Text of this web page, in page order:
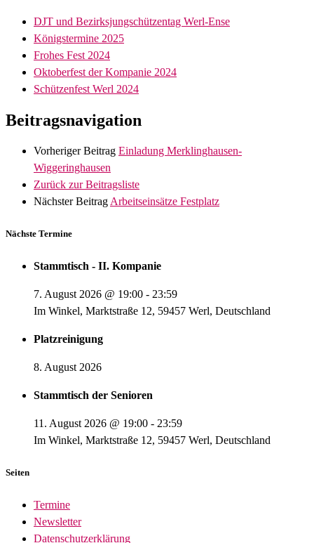
DJT und Bezirksjungschützentag Werl-Ense
Königstermine 2025
Frohes Fest 2024
Oktoberfest der Kompanie 2024
Schützenfest Werl 2024
Beitragsnavigation
Vorheriger Beitrag Einladung Merklinghausen-
Wiggeringhausen
Zurück zur Beitragsliste
Nächster Beitrag Arbeitseinsätze Festplatz
Nächste Termine
Stammtisch - II. Kompanie
7. August 2026 @ 19:00 - 23:59
Im Winkel, Marktstraße 12, 59457 Werl, Deutschland
Platzreinigung
8. August 2026
Stammtisch der Senioren
11. August 2026 @ 19:00 - 23:59
Im Winkel, Marktstraße 12, 59457 Werl, Deutschland
Seiten
Termine
Newsletter
Datenschutzerklärung